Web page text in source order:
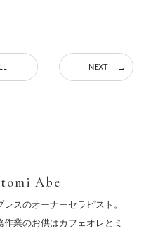
NEXT
Abe
レスのオーナーセラピスト。
作業のお供はカフェオレとミ